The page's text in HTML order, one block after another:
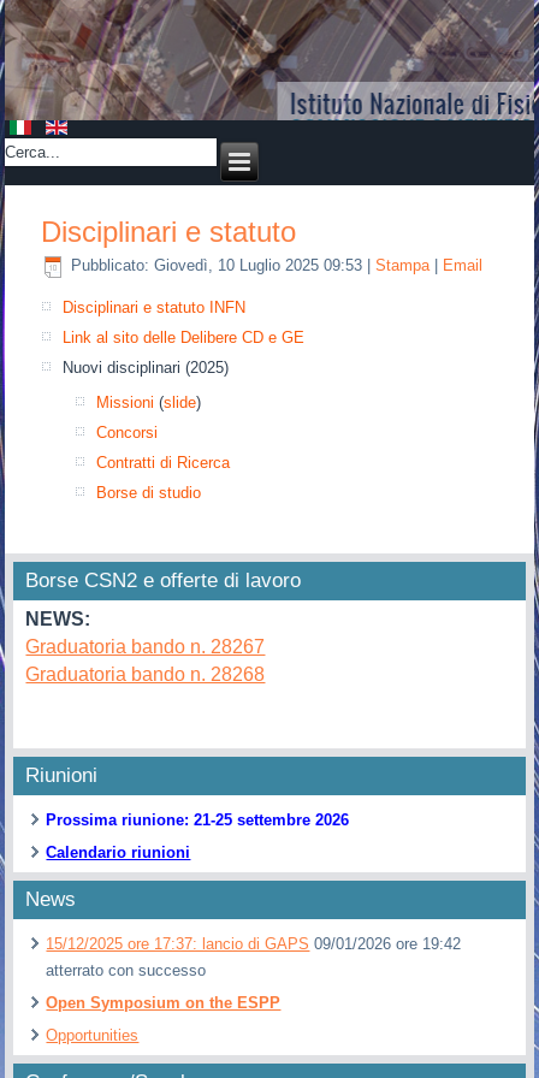
Disciplinari e statuto
Pubblicato: Giovedì, 10 Luglio 2025 09:53 |Stampa Email
Disciplinari e statuto INFN
Link al sito delle Delibere CD e GE
Nuovi disciplinari (2025)
Missioni (slide)
Concorsi
Contratti di Ricerca
Borse di studio
Borse CSN2 e offerte di lavoro
NEWS:
Graduatoria bando n. 28267
Graduatoria bando n. 28268
Riunioni
Prossima riunione: 21-25 settembre 2026
Calendario riunioni
News
15/12/2025 ore 17:37: lancio di GAPS 09/01/2026 ore 19:42
atterrato con successo
Open Symposium on the ESPP
Opportunities